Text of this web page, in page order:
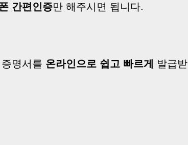
간편인증만 해주시면 됩니다.
명서를 온라인으로 쉽고 빠르게 발급받